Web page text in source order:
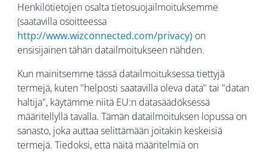
Henkilötietojen osalta tietosuojailmoituksemme
(saatavilla osoitteessa
http://www.wizconnected.com/privacy) on
ensisijainen tähän datailmoitukseen nähden.
Kun mainitsemme tässä datailmoituksessa tiettyjä
termejä, kuten "helposti saatavilla oleva data" tai "datan
haltija", käytämme niitä EU:n datasäädöksessä
määritellyllä tavalla. Tämän datailmoituksen lopussa on
sanasto, joka auttaa selittämään joitakin keskeisiä
termejä. Tiedoksi, että näitä määritelmiä on